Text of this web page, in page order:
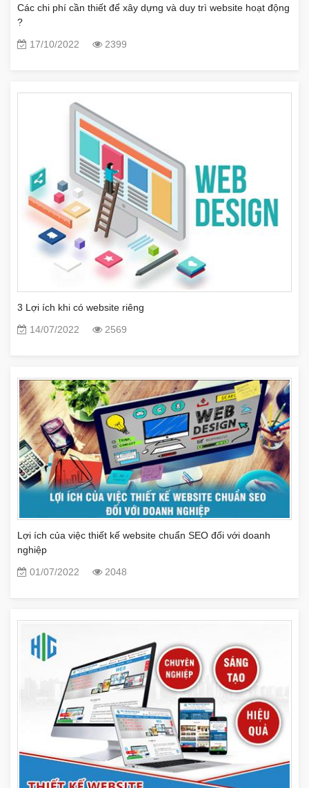
Các chi phí cần thiết để xây dựng và duy trì website hoạt động
?
17/10/2022
2399
3 Lợi ích khi có website riêng
14/07/2022
2569
Lợi ích của việc thiết kế website chuẩn SEO đối với doanh
nghiệp
01/07/2022
2048